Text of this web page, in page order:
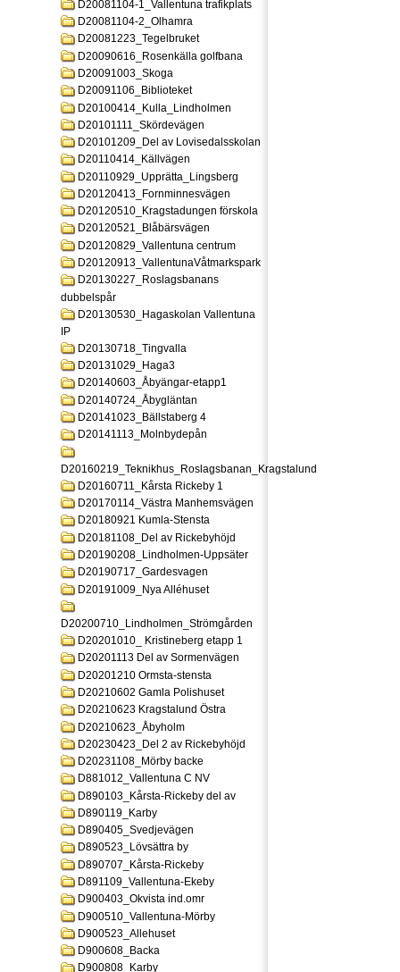
D20081104-1_Vallentuna trafikplats
D20081104-2_Olhamra
D20081223_Tegelbruket
D20090616_Rosenkälla golfbana
D20091003_Skoga
D20091106_Biblioteket
D20100414_Kulla_Lindholmen
D20101111_Skördevägen
D20101209_Del av Lovisedalsskolan
D20110414_Källvägen
D20110929_Upprätta_Lingsberg
D20120413_Fornminnesvägen
D20120510_Kragstadungen förskola
D20120521_Blåbärsvägen
D20120829_Vallentuna centrum
D20120913_VallentunaVåtmarkspark
D20130227_Roslagsbanans
dubbelspår
D20130530_Hagaskolan Vallentuna
IP
D20130718_Tingvalla
D20131029_Haga3
D20140603_Åbyängar-etapp1
D20140724_Åbygläntan
D20141023_Bällstaberg 4
D20141113_Molnbydepån
D20160219_Teknikhus_Roslagsbanan_Kragstalund
D20160711_Kårsta Rickeby 1
D20170114_Västra Manhemsvägen
D20180921 Kumla-Stensta
D20181108_Del av Rickebyhöjd
D20190208_Lindholmen-Uppsäter
D20190717_Gardesvagen
D20191009_Nya Alléhuset
D20200710_Lindholmen_Strömgården
D20201010_ Kristineberg etapp 1
D20201113 Del av Sormenvägen
D20201210 Ormsta-stensta
D20210602 Gamla Polishuset
D20210623 Kragstalund Östra
D20210623_Åbyholm
D20230423_Del 2 av Rickebyhöjd
D20231108_Mörby backe
D881012_Vallentuna C NV
D890103_Kårsta-Rickeby del av
D890119_Karby
D890405_Svedjevägen
D890523_Lövsättra by
D890707_Kårsta-Rickeby
D891109_Vallentuna-Ekeby
D900403_Okvista ind.omr
D900510_Vallentuna-Mörby
D900523_Allehuset
D900608_Backa
D900808_Karby